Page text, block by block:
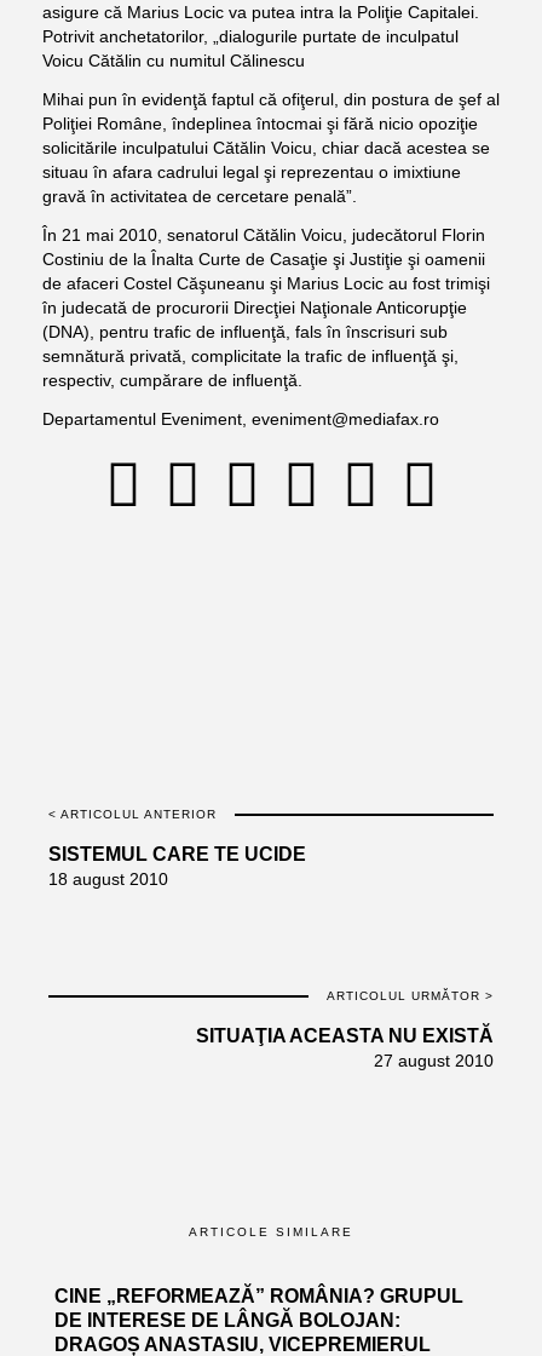
asigure că Marius Locic va putea intra la Poliţie Capitalei.
Potrivit anchetatorilor, „dialogurile purtate de inculpatul
Voicu Cătălin cu numitul Călinescu
Mihai pun în evidenţă faptul că ofiţerul, din postura de şef al
Poliţiei Române, îndeplinea întocmai şi fără nicio opoziţie
solicitările inculpatului Cătălin Voicu, chiar dacă acestea se
situau în afara cadrului legal şi reprezentau o imixtiune
gravă în activitatea de cercetare penală”.
În 21 mai 2010, senatorul Cătălin Voicu, judecătorul Florin
Costiniu de la Înalta Curte de Casaţie şi Justiţie şi oamenii
de afaceri Costel Căşuneanu şi Marius Locic au fost trimişi
în judecată de procurorii Direcţiei Naţionale Anticorupţie
(DNA), pentru trafic de influenţă, fals în înscrisuri sub
semnătură privată, complicitate la trafic de influenţă şi,
respectiv, cumpărare de influenţă.
Departamentul Eveniment, eveniment@mediafax.ro
< ARTICOLUL ANTERIOR
SISTEMUL CARE TE UCIDE
18 august 2010
ARTICOLUL URMĂTOR >
SITUAŢIA ACEASTA NU EXISTĂ
27 august 2010
ARTICOLE SIMILARE
CINE „REFORMEAZĂ” ROMÂNIA? GRUPUL
DE INTERESE DE LÂNGĂ BOLOJAN:
DRAGOȘ ANASTASIU, VICEPREMIERUL